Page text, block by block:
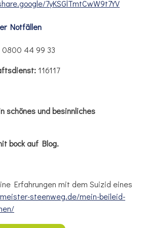
7yKSGlTmtCwW9t7YV
Notfällen
0800 44 99 33
116117
schönes und besinnliches
bock auf Blog.
Erfahrungen mit dem Suizid eines
steenweg.de/mein-beileid-